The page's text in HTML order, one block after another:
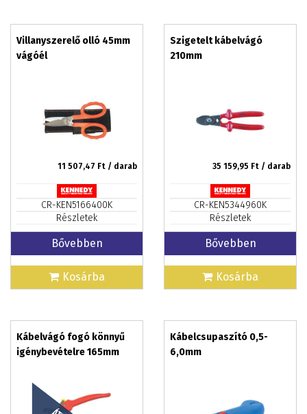
Villanyszerelő olló 45mm
vágóél
11 507,47 Ft / darab
CR-KEN5166400K
Részletek
Bővebben
Kosárba
Szigetelt kábelvágó
210mm
35 159,95 Ft / darab
CR-KEN5344960K
Részletek
Bővebben
Kosárba
Kábelvágó fogó könnyű
igénybevételre 165mm
Kábelcsupaszító 0,5-
6,0mm